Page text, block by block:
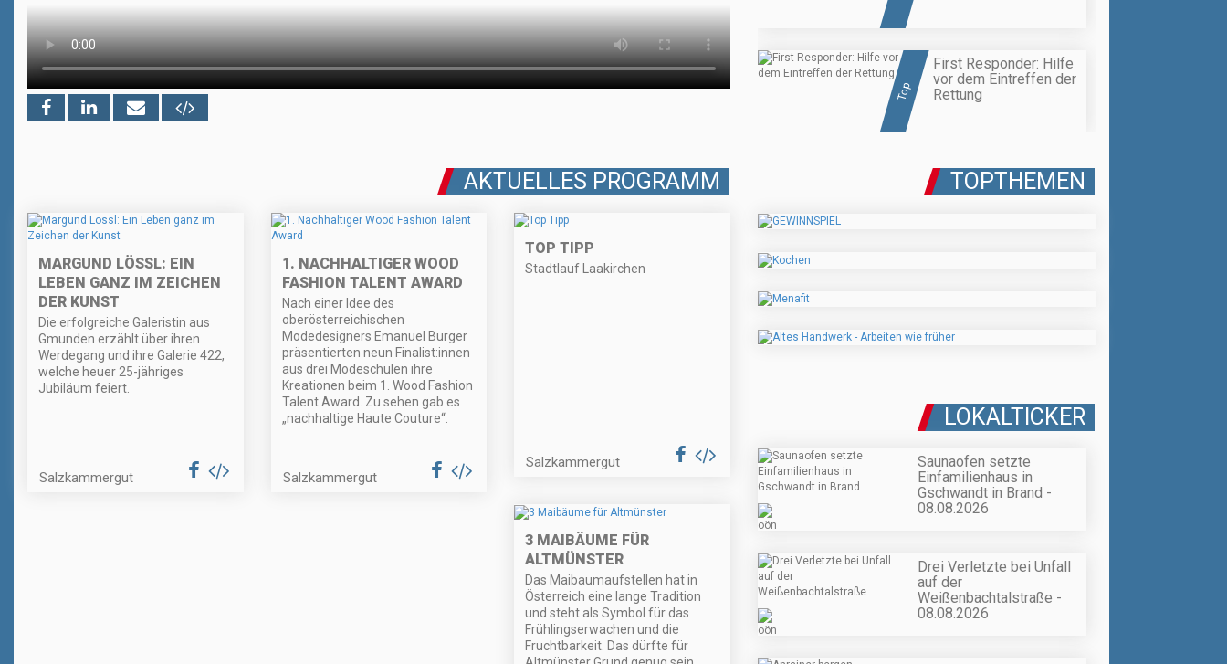
Top
First Responder: Hilfe
vor dem Eintreffen der
Rettung
AKTUELLES PROGRAMM
MARGUND LÖSSL: EIN
LEBEN GANZ IM ZEICHEN
DER KUNST
Die erfolgreiche Galeristin aus
Gmunden erzählt über ihren
Werdegang und ihre Galerie 422,
welche heuer 25-jähriges
Jubiläum feiert.
Salzkammergut
1. NACHHALTIGER WOOD
FASHION TALENT AWARD
Nach einer Idee des
oberösterreichischen
Modedesigners Emanuel Burger
präsentierten neun Finalist:innen
aus drei Modeschulen ihre
Kreationen beim 1. Wood Fashion
Talent Award. Zu sehen gab es
„nachhaltige Haute Couture“.
Salzkammergut
TOP TIPP
Stadtlauf Laakirchen
Salzkammergut
3 MAIBÄUME FÜR
ALTMÜNSTER
Das Maibaumaufstellen hat in
Österreich eine lange Tradition
und steht als Symbol für das
Frühlingserwachen und die
Fruchtbarkeit. Das dürfte für
TOPTHEMEN
LOKALTICKER
Saunaofen setzte
Einfamilienhaus in
Gschwandt in Brand -
08.08.2026
Drei Verletzte bei Unfall
auf der
Weißenbachtalstraße -
08.08.2026